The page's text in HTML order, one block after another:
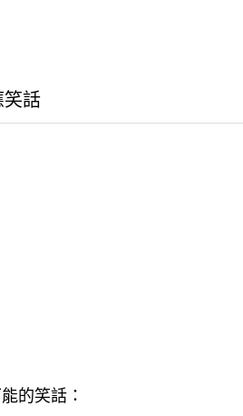
笑話
的笑話：